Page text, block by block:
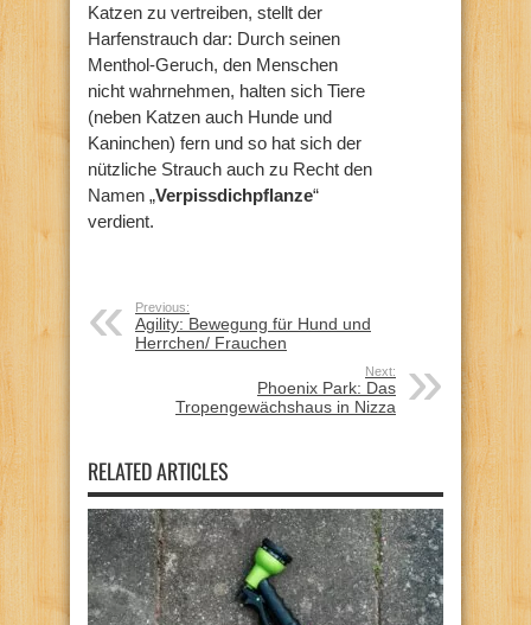
Katzen zu vertreiben, stellt der
Harfenstrauch dar: Durch seinen
Menthol-Geruch, den Menschen
nicht wahrnehmen, halten sich Tiere
(neben Katzen auch Hunde und
Kaninchen) fern und so hat sich der
nützliche Strauch auch zu Recht den
Namen „Verpissdichpflanze“
verdient.
Previous:
Agility: Bewegung für Hund und
Herrchen/ Frauchen
Next:
Phoenix Park: Das
Tropengewächshaus in Nizza
RELATED ARTICLES